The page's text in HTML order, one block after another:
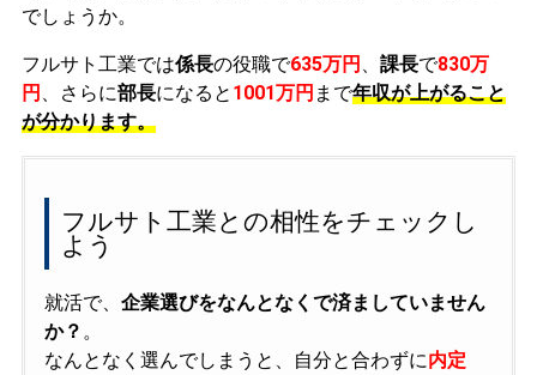
でしょうか。
フルサト工業では係長の役職で635万円 課長で830万
円
、さらに部長になると 1001万円 まで年収が上がること
が分かります。
フルサト工業との相性をチェックし
よう
就活で、 企業選びをなんとなくで済ましていません
か？ 。
なんとなく選んでしまうと、自分と合わずに内定